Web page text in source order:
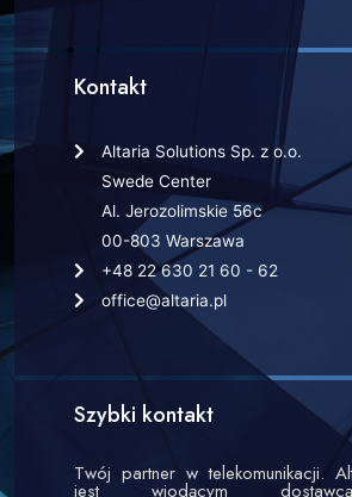
Kontakt
Altaria Solutions Sp. z o.o.
Swede Center
Al. Jerozolimskie 56c
00-803 Warszawa
+48 22 630 21 60 - 62
office@altaria.pl
Szybki kontakt
Twój partner w telekomunikacji.
jest wiodącym